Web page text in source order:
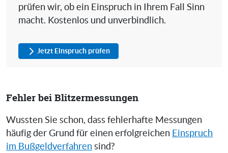
prüfen wir, ob ein Einspruch in Ihrem Fall Sinn
macht. Kostenlos und unverbindlich.
Jetzt Einspruch prüfen
Fehler bei Blitzermessungen
Wussten Sie schon, dass fehlerhafte Messungen
häufig der Grund für einen erfolgreichen Einspruch
im Bußgeldverfahren sind?